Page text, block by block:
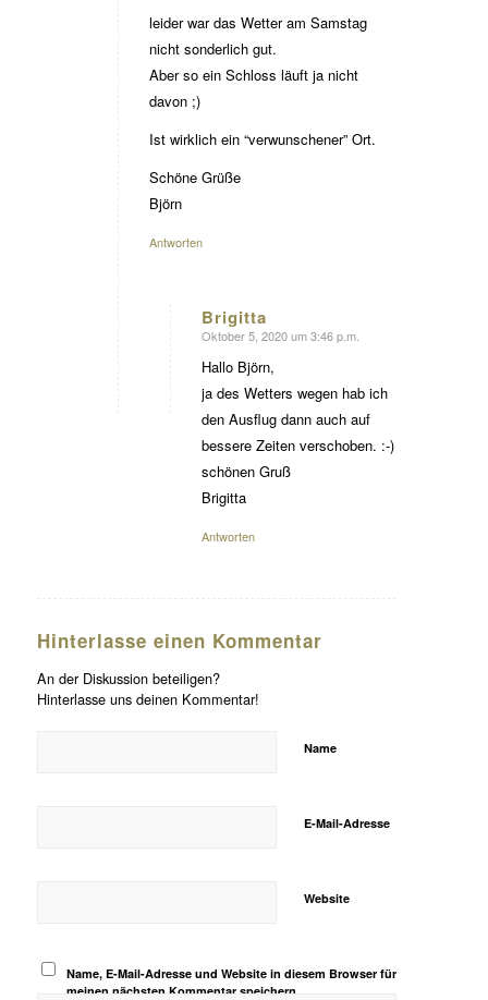
leider war das Wetter am Samstag
nicht sonderlich gut.
Aber so ein Schloss läuft ja nicht
davon ;)
Ist wirklich ein “verwunschener” Ort.
Schöne Grüße
Björn
Antworten
Brigitta
sagte:
Oktober 5, 2020 um 3:46 p.m.
Hallo Björn,
ja des Wetters wegen hab ich
den Ausflug dann auch auf
bessere Zeiten verschoben. :-)
schönen Gruß
Brigitta
Antworten
Hinterlasse einen Kommentar
An der Diskussion beteiligen?
Hinterlasse uns deinen Kommentar!
Name
E-Mail-Adresse
Website
Name, E-Mail-Adresse und Website in diesem Browser für
meinen nächsten Kommentar speichern.